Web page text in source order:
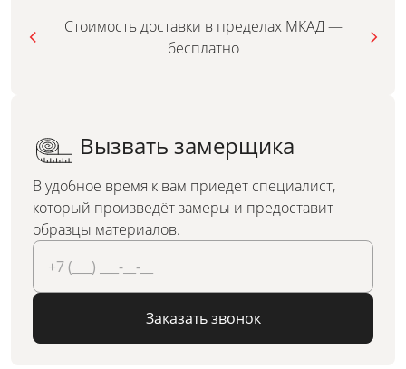
Стоимость доставки в пределах МКАД —
бесплатно
Вызвать замерщика
В удобное время к вам приедет специалист,
который произведёт замеры и предоставит
образцы материалов.
Заказать звонок